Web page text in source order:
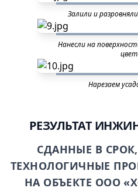
Залили и
Нанесли на
Нарезаем
РЕЗУЛЬТАТ
СДАННЫЕ В
ТЕХНОЛОГИЧНЫЕ
НА ОБЪЕКТЕ ООО